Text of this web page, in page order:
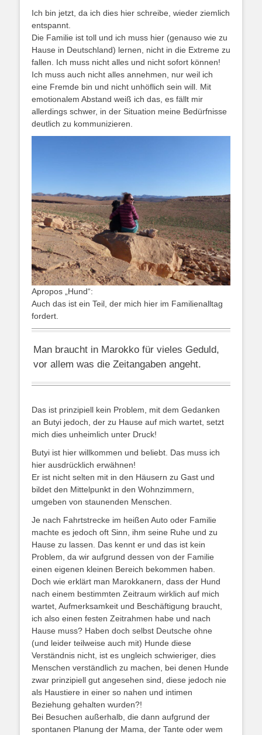
Ich bin jetzt, da ich dies hier schreibe, wieder ziemlich
entspannt.
Die Familie ist toll und ich muss hier (genauso wie zu
Hause in Deutschland) lernen, nicht in die Extreme zu
fallen. Ich muss nicht alles und nicht sofort können!
Ich muss auch nicht alles annehmen, nur weil ich
eine Fremde bin und nicht unhöflich sein will. Mit
emotionalem Abstand weiß ich das, es fällt mir
allerdings schwer, in der Situation meine Bedürfnisse
deutlich zu kommunizieren.
Apropos „Hund“:
Auch das ist ein Teil, der mich hier im Familienalltag
fordert.
Man braucht in Marokko für vieles Geduld,
vor allem was die Zeitangaben angeht.
Das ist prinzipiell kein Problem, mit dem Gedanken
an Butyi jedoch, der zu Hause auf mich wartet, setzt
mich dies unheimlich unter Druck!
Butyi ist hier willkommen und beliebt. Das muss ich
hier ausdrücklich erwähnen!
Er ist nicht selten mit in den Häusern zu Gast und
bildet den Mittelpunkt in den Wohnzimmern,
umgeben von staunenden Menschen.
Je nach Fahrtstrecke im heißen Auto oder Familie
machte es jedoch oft Sinn, ihm seine Ruhe und zu
Hause zu lassen. Das kennt er und das ist kein
Problem, da wir aufgrund dessen von der Familie
einen eigenen kleinen Bereich bekommen haben.
Doch wie erklärt man Marokkanern, dass der Hund
nach einem bestimmten Zeitraum wirklich auf mich
wartet, Aufmerksamkeit und Beschäftigung braucht,
ich also einen festen Zeitrahmen habe und nach
Hause muss? Haben doch selbst Deutsche ohne
(und leider teilweise auch mit) Hunde diese
Verständnis nicht, ist es ungleich schwieriger, dies
Menschen verständlich zu machen, bei denen Hunde
zwar prinzipiell gut angesehen sind, diese jedoch nie
als Haustiere in einer so nahen und intimen
Beziehung gehalten wurden?!
Bei Besuchen außerhalb, die dann aufgrund der
spontanen Planung der Mama, der Tante oder wem